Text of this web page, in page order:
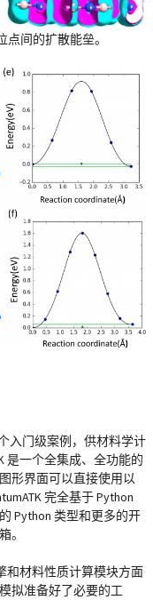
间的扩散能垒。
入门级案例，供材料学计
是一个全集成、全功能的
形界面可以直接使用以
完全基于 Python
Python 类型和更多的开
。
和材料性质计算模块方面
拟准备好了必要的工